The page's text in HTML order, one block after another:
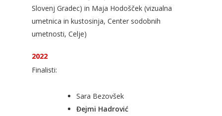
Slovenj Gradec) in Maja Hodošček (vizualna
umetnica in kustosinja, Center sodobnih
umetnosti, Celje)
2022
Finalisti:
Sara Bezovšek
Đejmi Hadrović